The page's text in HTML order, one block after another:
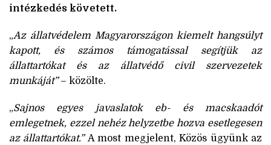
intézkedés követett.
„Az állatvédelem Magyarországon kiemelt hangsúlyt
kapott, és számos támogatással segítjük az
állattartókat és az állatvédő civil szervezetek
munkáját”– közölte.
„Sajnos egyes javaslatok eb- és macskaadót
emlegetnek, ezzel nehéz helyzetbe hozva esetlegesen
az állattartókat.” A most megjelent, Közös ügyünk az